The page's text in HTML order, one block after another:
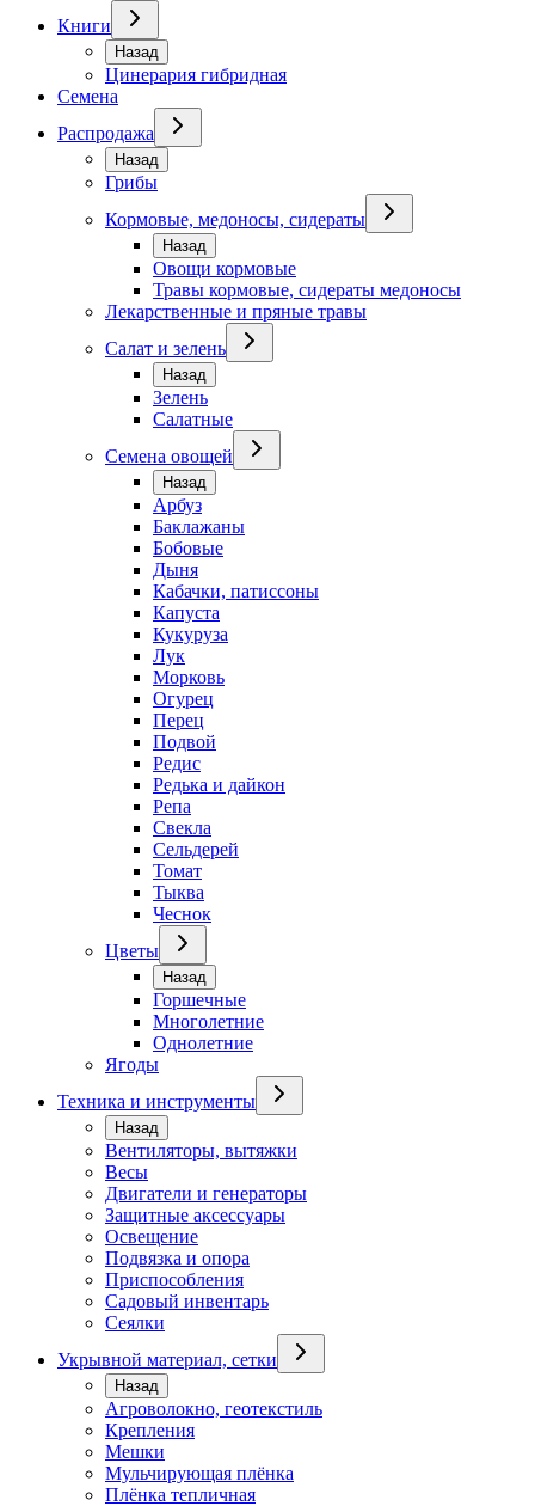
Книги
Назад
Цинерария гибридная
Семена
Распродажа
Назад
Грибы
Кормовые, медоносы, сидераты
Назад
Овощи кормовые
Травы кормовые, сидераты медоносы
Лекарственные и пряные травы
Салат и зелень
Назад
Зелень
Салатные
Семена овощей
Назад
Арбуз
Баклажаны
Бобовые
Дыня
Кабачки, патиссоны
Капуста
Кукуруза
Лук
Морковь
Огурец
Перец
Подвой
Редис
Редька и дайкон
Репа
Свекла
Сельдерей
Томат
Тыква
Чеснок
Цветы
Назад
Горшечные
Многолетние
Однолетние
Ягоды
Техника и инструменты
Назад
Вентиляторы, вытяжки
Весы
Двигатели и генераторы
Защитные аксессуары
Освещение
Подвязка и опора
Приспособления
Садовый инвентарь
Сеялки
Укрывной материал, сетки
Назад
Агроволокно, геотекстиль
Крепления
Мешки
Мульчирующая плёнка
Плёнка тепличная